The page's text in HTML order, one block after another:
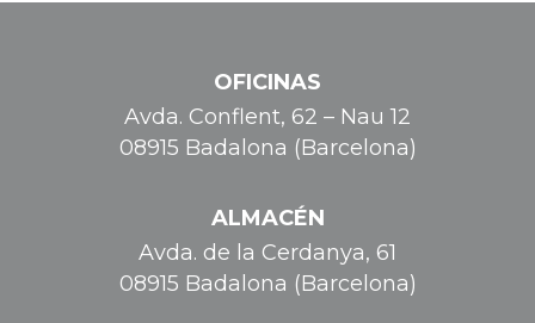
OFICINAS
Avda. Conflent, 62 – Nau 12
08915 Badalona (Barcelona)
ALMACÉN
Avda. de la Cerdanya, 61
08915 Badalona (Barcelona)